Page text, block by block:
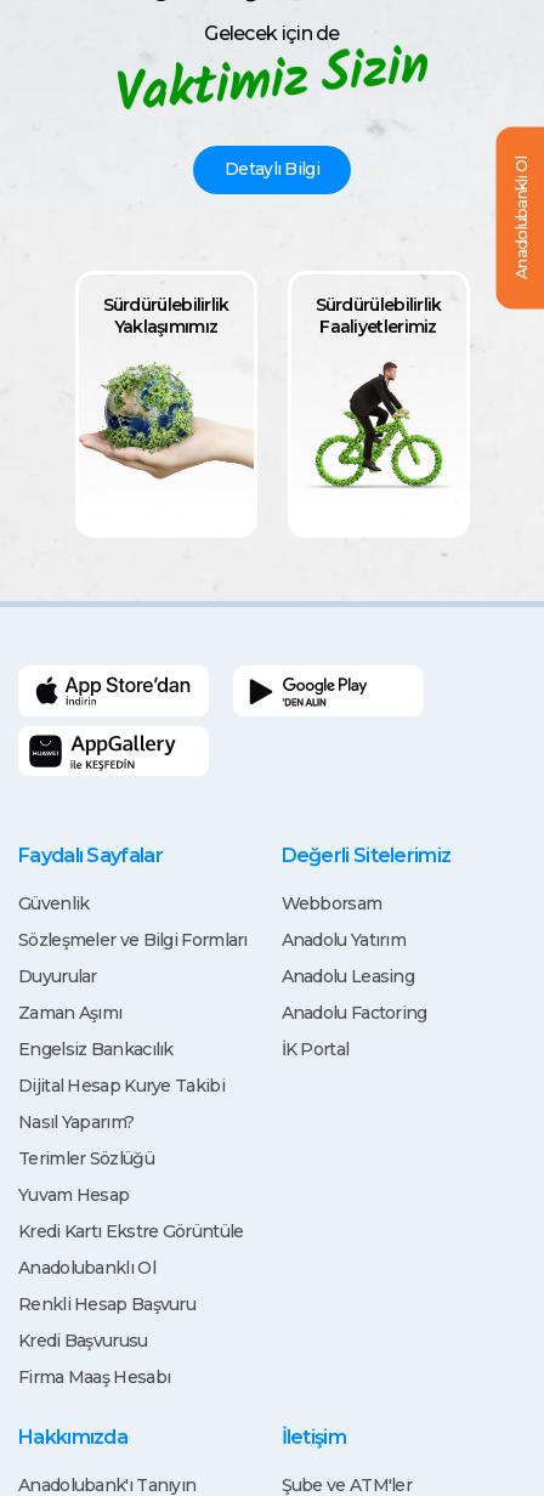
Gelecek için de
Detaylı Bilgi
Sürdürülebilirlik
Yaklaşımımız
Sürdürülebilirlik
Faaliyetlerimiz
Faydalı Sayfalar
Güvenlik
Sözleşmeler ve Bilgi Formları
Duyurular
Zaman Aşımı
Engelsiz Bankacılık
Dijital Hesap Kurye Takibi
Nasıl Yaparım?
Terimler Sözlüğü
Yuvam Hesap
Kredi Kartı Ekstre Görüntüle
Anadolubanklı Ol
Renkli Hesap Başvuru
Kredi Başvurusu
Firma Maaş Hesabı
Değerli Sitelerimiz
Webborsam
Anadolu Yatırım
Anadolu Leasing
Anadolu Factoring
İK Portal
Hakkımızda
Anadolubank'ı Tanıyın
İletişim
Şube ve ATM'ler
Anadolubanklı Ol